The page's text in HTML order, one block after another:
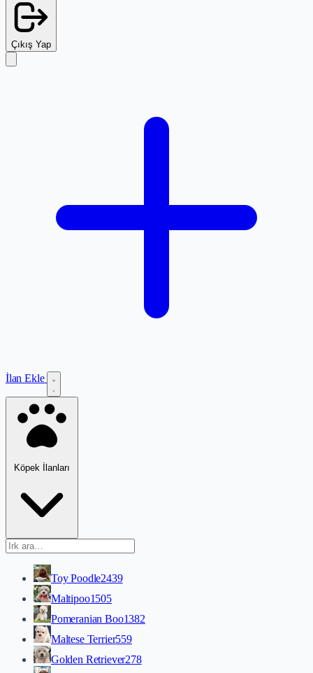
Çıkış Yap
İlan Ekle
Köpek İlanları
Toy Poodle2439
Maltipoo1505
Pomeranian Boo1382
Maltese Terrier559
Golden Retriever278